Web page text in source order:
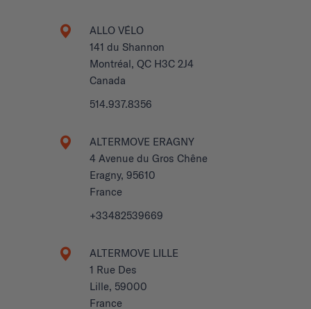
ALLO VÉLO
141 du Shannon
Montréal, QC H3C 2J4
Canada
514.937.8356
ALTERMOVE ERAGNY
4 Avenue du Gros Chêne
Eragny, 95610
France
+33482539669
ALTERMOVE LILLE
1 Rue Des
Lille, 59000
France